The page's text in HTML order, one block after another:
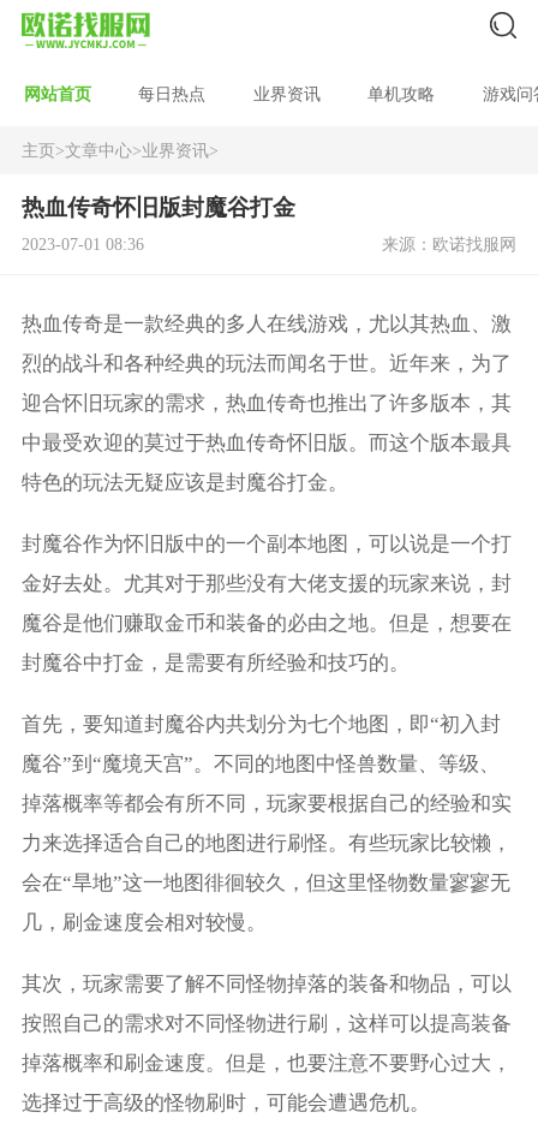
网站首页 每日热点 业界资讯 单机攻略 游戏问
主页>文章中心>业界资讯>
热血传奇怀旧版封魔谷打金
2023-07-01 08:36 来源：欧诺找服网
热血传奇是一款经典的多人在线游戏，尤以其热血、激
烈的战斗和各种经典的玩法而闻名于世。近年来，为了
迎合怀旧玩家的需求，热血传奇也推出了许多版本，其
中最受欢迎的莫过于热血传奇怀旧版。而这个版本最具
特色的玩法无疑应该是封魔谷打金。
封魔谷作为怀旧版中的一个副本地图，可以说是一个打
金好去处。尤其对于那些没有大佬支援的玩家来说，封
魔谷是他们赚取金币和装备的必由之地。但是，想要在
封魔谷中打金，是需要有所经验和技巧的。
首先，要知道封魔谷内共划分为七个地图，即“初入封
魔谷”到“魔境天宫”。不同的地图中怪兽数量、等级、
掉落概率等都会有所不同，玩家要根据自己的经验和实
力来选择适合自己的地图进行刷怪。有些玩家比较懒，
会在“旱地”这一地图徘徊较久，但这里怪物数量寥寥无
几，刷金速度会相对较慢。
其次，玩家需要了解不同怪物掉落的装备和物品，可以
按照自己的需求对不同怪物进行刷，这样可以提高装备
掉落概率和刷金速度。但是，也要注意不要野心过大，
选择过于高级的怪物刷时，可能会遭遇危机。